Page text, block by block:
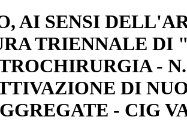
AI SENSI
TRIENNALE
-
DI
- CIG